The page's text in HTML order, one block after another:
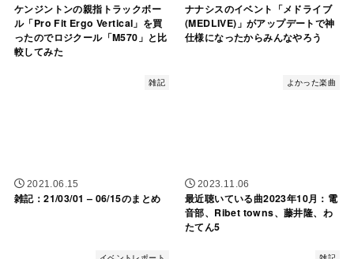
ケンジントンの親指トラックボー
ル「Pro Fit Ergo Vertical」を買
ったのでロジクール「M570」と比
較してみた
ナナシスのイベント「メドライブ
(MEDLIVE)」がアップデートで神
仕様になったからみんなやろう
雑記
2021.06.15
雑記：21/03/01 – 06/15のまとめ
よかった楽曲
2023.11.06
最近聴いている曲2023年10月：電
音部、Ribet towns、藤井隆、わ
たてん5